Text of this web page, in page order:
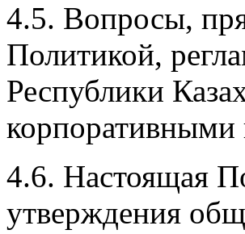
4.5. Вопросы,
Политикой,
Республики
4.6. Настоящая
утверждения